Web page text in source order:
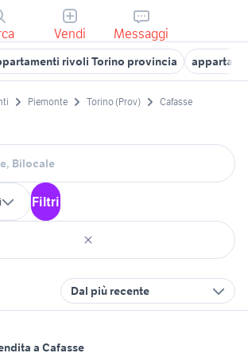
Vendi Messaggi
rivoli Torino provincia
Piemonte Torino (Prov) Cafasse
Filtri
Dal più recente
a Cafasse